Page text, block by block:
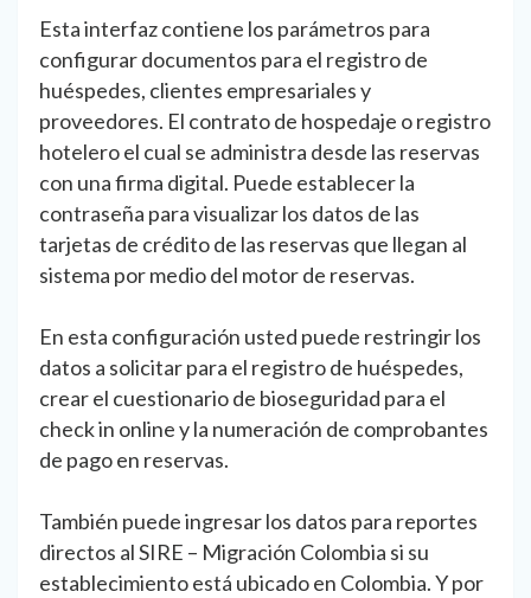
Esta interfaz contiene los parámetros para
configurar documentos para el registro de
huéspedes, clientes empresariales y
proveedores. El contrato de hospedaje o registro
hotelero el cual se administra desde las reservas
con una firma digital. Puede establecer la
contraseña para visualizar los datos de las
tarjetas de crédito de las reservas que llegan al
sistema por medio del motor de reservas.
En esta configuración usted puede restringir los
datos a solicitar para el registro de huéspedes,
crear el cuestionario de bioseguridad para el
check in online y la numeración de comprobantes
de pago en reservas.
También puede ingresar los datos para reportes
directos al SIRE – Migración Colombia si su
establecimiento está ubicado en Colombia. Y por